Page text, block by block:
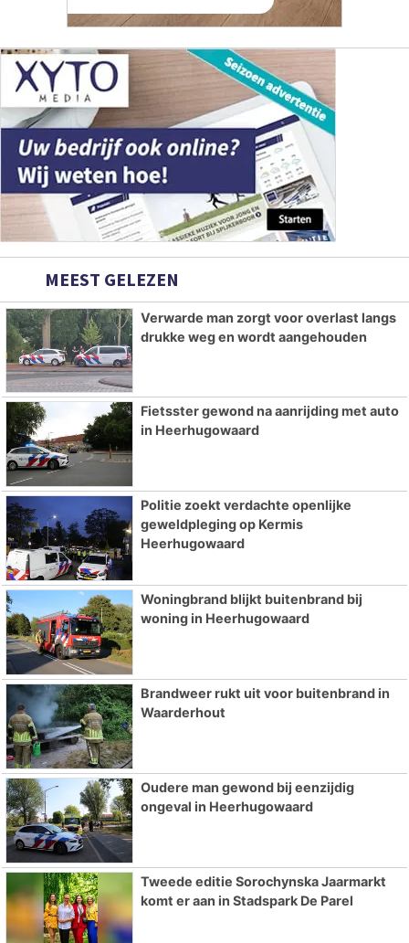
MEEST GELEZEN
Verwarde man zorgt voor overlast langs
drukke weg en wordt aangehouden
Fietsster gewond na aanrijding met auto
in Heerhugowaard
Politie zoekt verdachte openlijke
geweldpleging op Kermis
Heerhugowaard
Woningbrand blijkt buitenbrand bij
woning in Heerhugowaard
Brandweer rukt uit voor buitenbrand in
Waarderhout
Oudere man gewond bij eenzijdig
ongeval in Heerhugowaard
Tweede editie Sorochynska Jaarmarkt
komt er aan in Stadspark De Parel